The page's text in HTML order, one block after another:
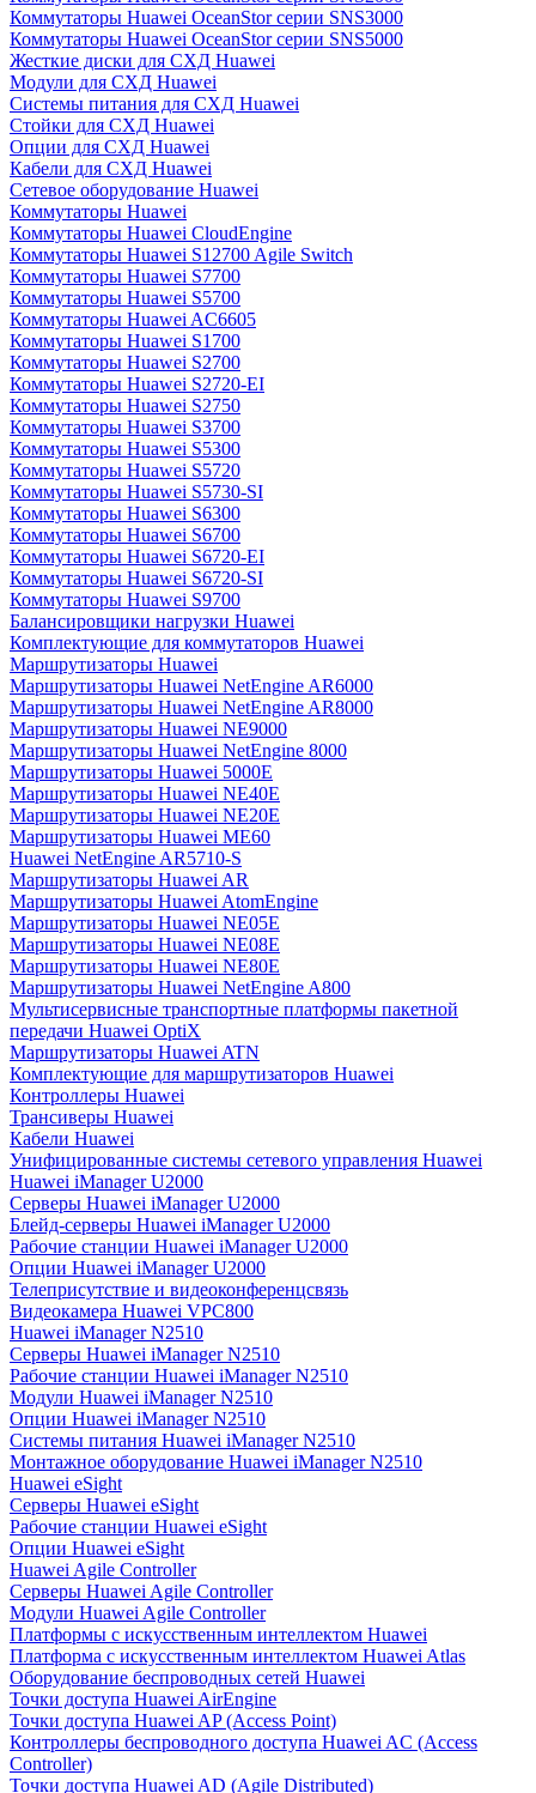
Коммутаторы Huawei OceanStor серии SNS3000
Коммутаторы Huawei OceanStor серии SNS5000
Жесткие диски для СХД Huawei
Модули для СХД Huawei
Системы питания для СХД Huawei
Стойки для СХД Huawei
Опции для СХД Huawei
Кабели для СХД Huawei
Сетевое оборудование Huawei
Коммутаторы Huawei
Коммутаторы Huawei CloudEngine
Коммутаторы Huawei S12700 Agile Switch
Коммутаторы Huawei S7700
Коммутаторы Huawei S5700
Коммутаторы Huawei AC6605
Коммутаторы Huawei S1700
Коммутаторы Huawei S2700
Коммутаторы Huawei S2720-EI
Коммутаторы Huawei S2750
Коммутаторы Huawei S3700
Коммутаторы Huawei S5300
Коммутаторы Huawei S5720
Коммутаторы Huawei S5730-SI
Коммутаторы Huawei S6300
Коммутаторы Huawei S6700
Коммутаторы Huawei S6720-EI
Коммутаторы Huawei S6720-SI
Коммутаторы Huawei S9700
Балансировщики нагрузки Huawei
Комплектующие для коммутаторов Huawei
Маршрутизаторы Huawei
Маршрутизаторы Huawei NetEngine AR6000
Маршрутизаторы Huawei NetEngine AR8000
Маршрутизаторы Huawei NE9000
Маршрутизаторы Huawei NetEngine 8000
Маршрутизаторы Huawei 5000E
Маршрутизаторы Huawei NE40E
Маршрутизаторы Huawei NE20E
Маршрутизаторы Huawei ME60
Huawei NetEngine AR5710-S
Маршрутизаторы Huawei AR
Маршрутизаторы Huawei AtomEngine
Маршрутизаторы Huawei NE05E
Маршрутизаторы Huawei NE08E
Маршрутизаторы Huawei NE80E
Маршрутизаторы Huawei NetEngine A800
Мультисервисные транспортные платформы пакетной
передачи Huawei OptiX
Маршрутизаторы Huawei ATN
Комплектующие для маршрутизаторов Huawei
Контроллеры Huawei
Трансиверы Huawei
Кабели Huawei
Унифицированные системы сетевого управления Huawei
Huawei iManager U2000
Серверы Huawei iManager U2000
Блейд-серверы Huawei iManager U2000
Рабочие станции Huawei iManager U2000
Опции Huawei iManager U2000
Телеприсутствие и видеоконференцсвязь
Видеокамера Huawei VPC800
Huawei iManager N2510
Серверы Huawei iManager N2510
Рабочие станции Huawei iManager N2510
Модули Huawei iManager N2510
Опции Huawei iManager N2510
Системы питания Huawei iManager N2510
Монтажное оборудование Huawei iManager N2510
Huawei eSight
Серверы Huawei eSight
Рабочие станции Huawei eSight
Опции Huawei eSight
Huawei Agile Controller
Серверы Huawei Agile Controller
Модули Huawei Agile Controller
Платформы с искусственным интеллектом Huawei
Платформа с искусственным интеллектом Huawei Atlas
Оборудование беспроводных сетей Huawei
Точки доступа Huawei AirEngine
Точки доступа Huawei AP (Access Point)
Контроллеры беспроводного доступа Huawei AC (Access
Controller)
Точки доступа Huawei AD (Agile Distributed)